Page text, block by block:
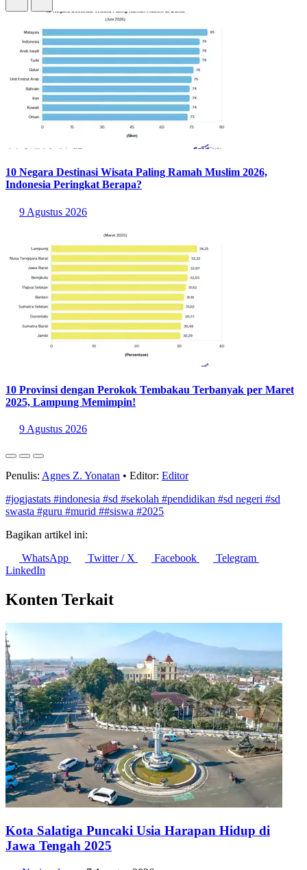
10 Negara Destinasi Wisata Paling Ramah Muslim 2026,
Indonesia Peringkat Berapa?
9 Agustus 2026
10 Provinsi dengan Perokok Tembakau Terbanyak per Maret
2025, Lampung Memimpin!
9 Agustus 2026
Penulis: Agnes Z. Yonatan • Editor: Editor
#jogjastats #indonesia #sd #sekolah #pendidikan #sd negeri #sd
swasta #guru #murid ##siswa #2025
Bagikan artikel ini:
WhatsApp
Twitter / X Facebook
Telegram
LinkedIn
Konten Terkait
Kota Salatiga Puncaki Usia Harapan Hidup di
Jawa Tengah 2025